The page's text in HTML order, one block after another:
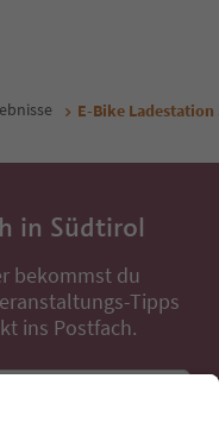
E-Bike
in Südtirol
bekommst du
Tipps
ins Postfach.